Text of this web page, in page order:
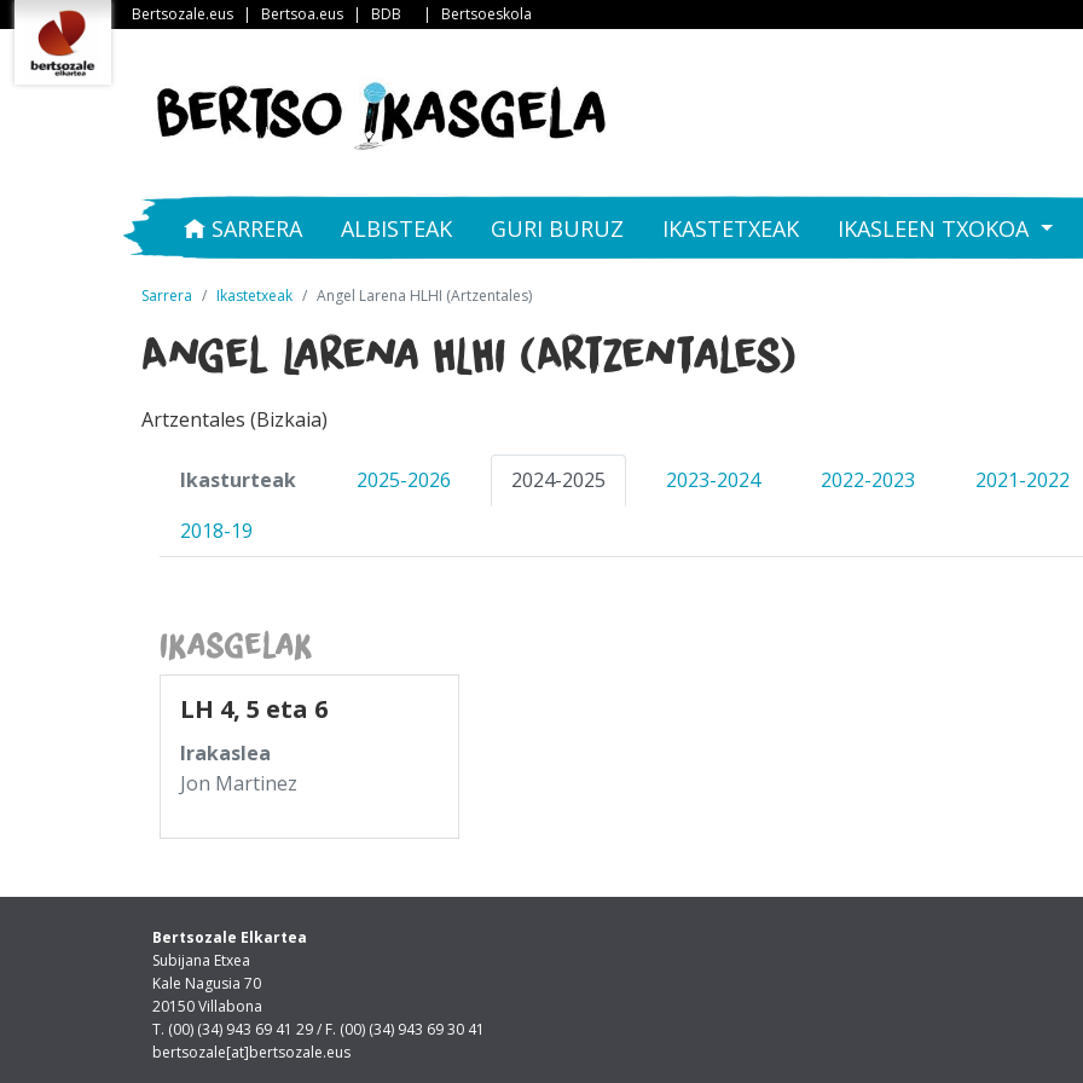
Bertsozale.eus | Bertsoa.eus | BDB | Bertsoeskola
SARRERA ALBISTEAK GURI BURUZ IKASTETXEAK IKASLEEN TXOKOA
Sarrera Ikastetxeak Angel Larena HLHI (Artzentales)
Angel Larena HLHI (Artzentales)
Artzentales (Bizkaia)
Ikasturteak 2025-2026 2024-2025 2023-2024 2022-2023 2021-2022
2018-19
Ikasgelak
LH 4, 5 eta 6
Irakaslea
Jon Martinez
Bertsozale Elkartea
Subijana Etxea
Kale Nagusia 70
20150 Villabona
T. (00) (34) 943 69 41 29 / F. (00) (34) 943 69 30 41
bertsozale[at]bertsozale.eus